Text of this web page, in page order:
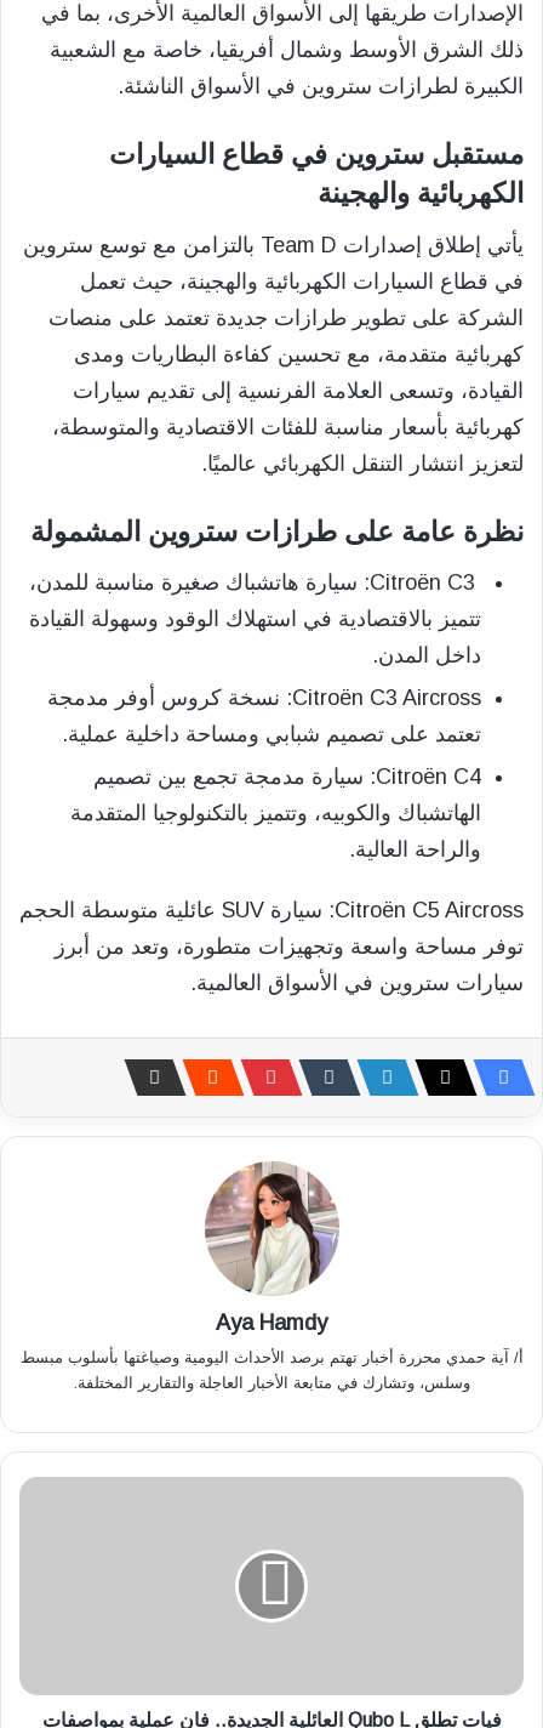
الإصدارات طريقها إلى الأسواق العالمية الأخرى، بما في
ذلك الشرق الأوسط وشمال أفريقيا، خاصة مع الشعبية
الكبيرة لطرازات ستروين في الأسواق الناشئة.
مستقبل ستروين في قطاع السيارات
الكهربائية والهجينة
يأتي إطلاق إصدارات Team D بالتزامن مع توسع ستروين
في قطاع السيارات الكهربائية والهجينة، حيث تعمل
الشركة على تطوير طرازات جديدة تعتمد على منصات
كهربائية متقدمة، مع تحسين كفاءة البطاريات ومدى
القيادة، وتسعى العلامة الفرنسية إلى تقديم سيارات
كهربائية بأسعار مناسبة للفئات الاقتصادية والمتوسطة،
لتعزيز انتشار التنقل الكهربائي عالميًا.
نظرة عامة على طرازات ستروين المشمولة
Citroën C3: سيارة هاتشباك صغيرة مناسبة للمدن،
تتميز بالاقتصادية في استهلاك الوقود وسهولة القيادة
داخل المدن.
Citroën C3 Aircross: نسخة كروس أوفر مدمجة
تعتمد على تصميم شبابي ومساحة داخلية عملية.
Citroën C4: سيارة مدمجة تجمع بين تصميم
الهاتشباك والكوبيه، وتتميز بالتكنولوجيا المتقدمة
والراحة العالية.
Citroën C5 Aircross: سيارة SUV عائلية متوسطة الحجم
توفر مساحة واسعة وتجهيزات متطورة، وتعد من أبرز
سيارات ستروين في الأسواق العالمية.
Aya Hamdy
أ/ آية حمدي محررة أخبار تهتم برصد الأحداث اليومية وصياغتها بأسلوب مبسط
وسلس، وتشارك في متابعة الأخبار العاجلة والتقارير المختلفة.
ف
Q
فيات تطلق Qubo L العائلية الجديدة.. فان عملية بمواصفات